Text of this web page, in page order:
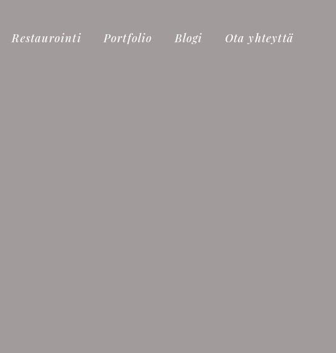
Restaurointi Portfolio Blogi Ota yhteyttä